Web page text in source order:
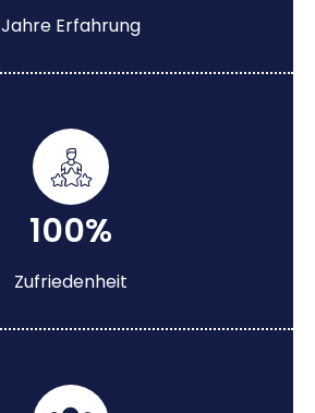
Jahre Erfahrung
100%
Zufriedenheit